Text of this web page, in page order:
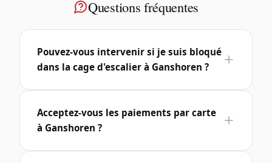
Questions fréquentes
Pouvez-vous intervenir si je suis bloqué
dans la cage d'escalier à Ganshoren ?
Acceptez-vous les paiements par carte
à Ganshoren ?